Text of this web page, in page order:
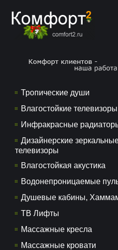
Тропические души
Влагостойкие телевизоры
Инфракрасные
Дизайнерские
телевизоры
Влагостойкая акустика
Водонепроницаемые
Душевые кабины,
ТВ Лифты
Массажные кресла
Массажные кровати